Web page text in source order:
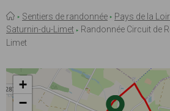
Fil
d'Ariane
Sentiers de randonnée Pays de la
Saturnin-du-Limet
Randonnée Circuit de
Limet
+
−